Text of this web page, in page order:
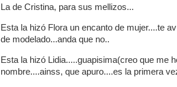
La de Cristina, para sus mellizos...
Esta la hizó Flora un encanto de mujer....te
de modelado...anda que no..
Esta la hizó Lidia.....guapisima(creo que me
nombre....ainss, que apuro....es la primera